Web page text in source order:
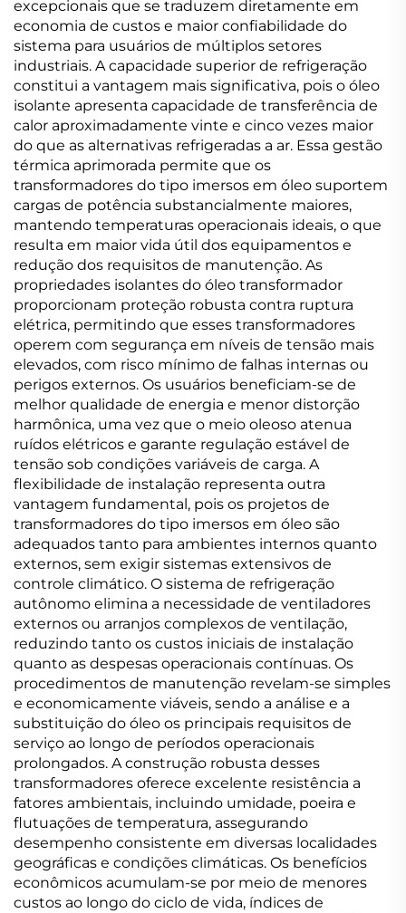
excepcionais que se traduzem diretamente em
economia de custos e maior confiabilidade do
sistema para usuários de múltiplos setores
industriais. A capacidade superior de refrigeração
constitui a vantagem mais significativa, pois o óleo
isolante apresenta capacidade de transferência de
calor aproximadamente vinte e cinco vezes maior
do que as alternativas refrigeradas a ar. Essa gestão
térmica aprimorada permite que os
transformadores do tipo imersos em óleo suportem
cargas de potência substancialmente maiores,
mantendo temperaturas operacionais ideais, o que
resulta em maior vida útil dos equipamentos e
redução dos requisitos de manutenção. As
propriedades isolantes do óleo transformador
proporcionam proteção robusta contra ruptura
elétrica, permitindo que esses transformadores
operem com segurança em níveis de tensão mais
elevados, com risco mínimo de falhas internas ou
perigos externos. Os usuários beneficiam-se de
melhor qualidade de energia e menor distorção
harmônica, uma vez que o meio oleoso atenua
ruídos elétricos e garante regulação estável de
tensão sob condições variáveis de carga. A
flexibilidade de instalação representa outra
vantagem fundamental, pois os projetos de
transformadores do tipo imersos em óleo são
adequados tanto para ambientes internos quanto
externos, sem exigir sistemas extensivos de
controle climático. O sistema de refrigeração
autônomo elimina a necessidade de ventiladores
externos ou arranjos complexos de ventilação,
reduzindo tanto os custos iniciais de instalação
quanto as despesas operacionais contínuas. Os
procedimentos de manutenção revelam-se simples
e economicamente viáveis, sendo a análise e a
substituição do óleo os principais requisitos de
serviço ao longo de períodos operacionais
prolongados. A construção robusta desses
transformadores oferece excelente resistência a
fatores ambientais, incluindo umidade, poeira e
flutuações de temperatura, assegurando
desempenho consistente em diversas localidades
geográficas e condições climáticas. Os benefícios
econômicos acumulam-se por meio de menores
custos ao longo do ciclo de vida, índices de